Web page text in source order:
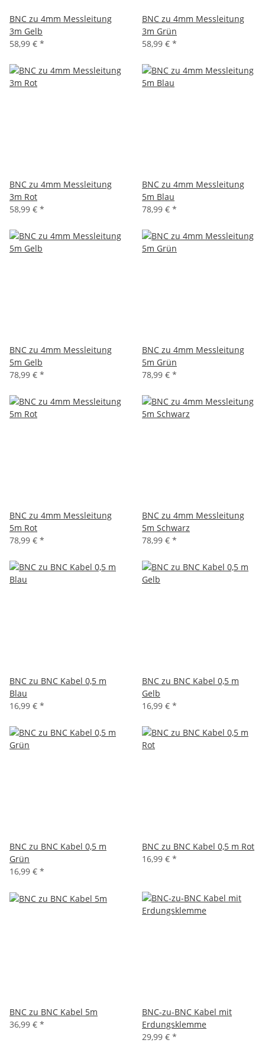
BNC zu 4mm Messleitung
3m Gelb
58,99 € *
BNC zu 4mm Messleitung
3m Grün
58,99 € *
BNC zu 4mm Messleitung
3m Rot
58,99 € *
BNC zu 4mm Messleitung
5m Blau
78,99 € *
BNC zu 4mm Messleitung
5m Gelb
78,99 € *
BNC zu 4mm Messleitung
5m Grün
78,99 € *
BNC zu 4mm Messleitung
5m Rot
78,99 € *
BNC zu 4mm Messleitung
5m Schwarz
78,99 € *
BNC zu BNC Kabel 0,5 m
Blau
16,99 € *
BNC zu BNC Kabel 0,5 m
Gelb
16,99 € *
BNC zu BNC Kabel 0,5 m
Grün
16,99 € *
BNC zu BNC Kabel 0,5 m Rot
16,99 € *
BNC zu BNC Kabel 5m
36,99 € *
BNC-zu-BNC Kabel mit
Erdungsklemme
29,99 € *